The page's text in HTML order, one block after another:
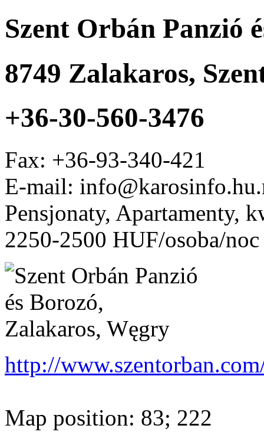
Szent Orbán Panzió
8749 Zalakaros,
+36-30-560-3476
Fax: +36-93-340-421
E-mail:
Pensjonaty, Apartamenty,
2250-2500 HUF/osoba/noc
http://
Map position: 83; 222